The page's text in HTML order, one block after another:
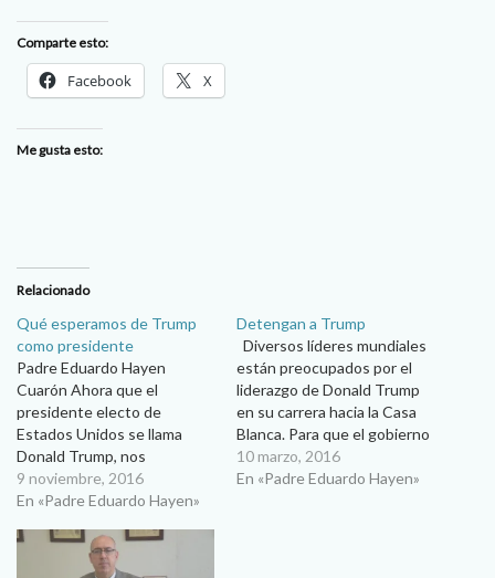
Comparte esto:
Facebook X
Me gusta esto:
Relacionado
Qué esperamos de Trump
como presidente
Padre Eduardo Hayen
Cuarón Ahora que el
presidente electo de
Estados Unidos se llama
Donald Trump, nos
preguntamos qué podemos
esperar los católicos
Quisiéramos políticos que
encajaran perfectamente en
9 noviembre, 2016
En «Padre Eduardo Hayen»
Detengan a Trump
Diversos líderes mundiales
están preocupados por el
liderazgo de Donald Trump
en su carrera hacia la Casa
Blanca. Para que el gobierno
mexicano –tan servil de los
Estados Unidos– en voz de
10 marzo, 2016
En «Padre Eduardo Hayen»